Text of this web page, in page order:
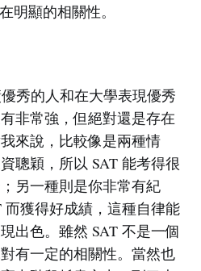
明顯的相關性。
秀的人和在大學表現優秀
非常強，但絕對還是存在
來說，比較像是兩種情
聰穎，所以 SAT 能考得很
另一種則是你非常有紀
而獲得好成績，這種自律能
出色。雖然 SAT 不是一個
有一定的相關性。當然也